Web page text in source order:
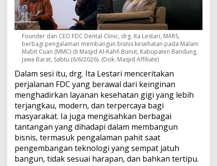
i
B
u
n
u
Founder dan CEO FDC Dental Clinic, drg. Ita Lestari, MARS,
berbagi pengalaman membangun bisnis kesehatan pada Malam
Mabit Cuan (MMC) di Masjid Al-Kahfi Bunut, Kabupaten Bandung,
Jawa Barat, Sabtu (6/6/2026). (Dok. Masjid Affiliate)
Dalam sesi itu, drg. Ita Lestari menceritakan
perjalanan FDC yang berawal dari keinginan
menghadirkan layanan kesehatan gigi yang lebih
terjangkau, modern, dan terpercaya bagi
masyarakat. Ia juga mengisahkan berbagai
tantangan yang dihadapi dalam membangun
bisnis, termasuk pengalaman pahit saat
pengembangan teknologi yang sempat jatuh
bangun, tidak sesuai harapan, dan bahkan tertipu.